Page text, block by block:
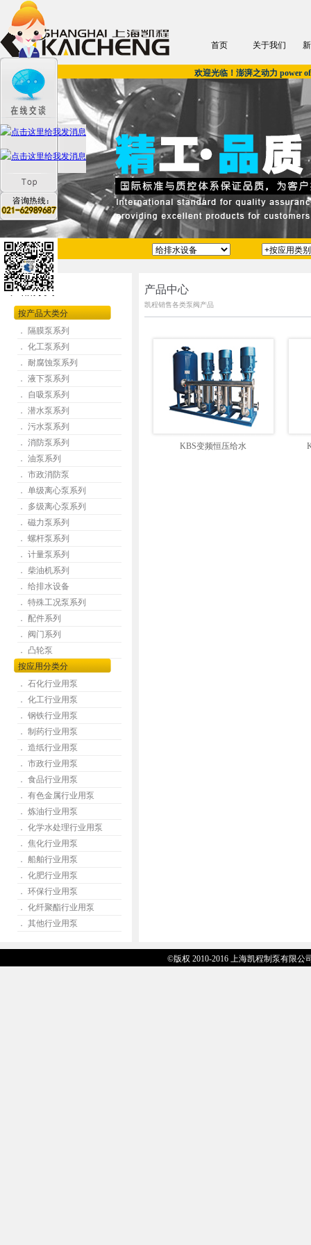
首页 关于我们
欢迎光临！澎湃之动力 power
产品分类
按产品大类分
． 隔膜泵系列
． 化工泵系列
． 耐腐蚀泵系列
． 液下泵系列
． 自吸泵系列
． 潜水泵系列
． 污水泵系列
． 消防泵系列
． 油泵系列
． 市政消防泵
． 单级离心泵系列
． 多级离心泵系列
． 磁力泵系列
． 螺杆泵系列
． 计量泵系列
． 柴油机系列
． 给排水设备
． 特殊工况泵系列
． 配件系列
． 阀门系列
． 凸轮泵
按应用分类分
． 石化行业用泵
． 化工行业用泵
． 钢铁行业用泵
． 制药行业用泵
． 造纸行业用泵
． 市政行业用泵
． 食品行业用泵
． 有色金属行业用泵
． 炼油行业用泵
． 化学水处理行业用泵
． 焦化行业用泵
． 船舶行业用泵
． 化肥行业用泵
． 环保行业用泵
． 化纤聚酯行业用泵
． 其他行业用泵
产品中心
凯程销售各类泵阀产品
KBS变频恒压给水
©版权 2010-2016 上海凯程制泵有限公